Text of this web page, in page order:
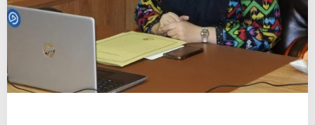
m
k
a
V
r
t